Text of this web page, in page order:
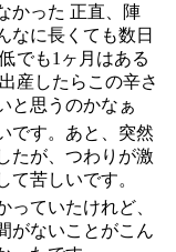
かった 正直、陣
なに長くても数日
でも1ヶ月はある
産したらこの辛さ
と思うのかなぁ
です。あと、突然
たが、つわりが激
て苦しいです。
っていたけれど、
がないことがこん